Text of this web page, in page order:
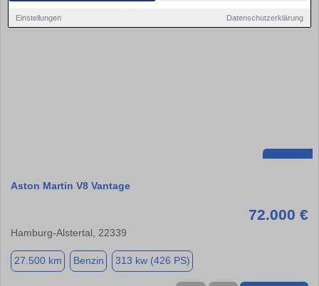
Einstellungen Datenschutzerklärung
Aston Martin V8 Vantage
72.000 €
Hamburg-Alstertal, 22339
27.500 km Benzin 313 kw (426 PS)